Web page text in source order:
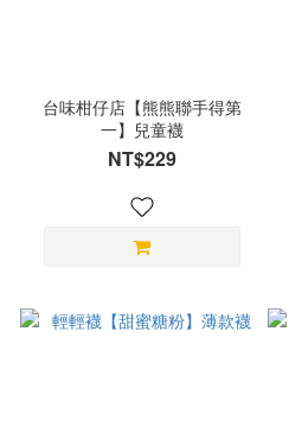
台味柑仔店【熊熊聯手得第
一】兒童襪
NT$229